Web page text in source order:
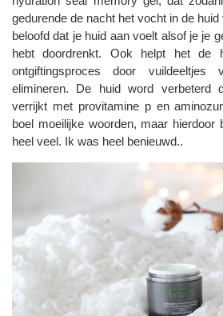
gedurende de nacht het vocht in de
beloofd dat je huid aan voelt alsof je je
hebt doordrenkt. Ook helpt het de
ontgiftingsproces door vuildeeltjes
elimineren. De huid word verbeterd
verrijkt met provitamine p en
boel moeilijke woorden, maar hierdoor
heel veel. Ik was heel benieuwd..